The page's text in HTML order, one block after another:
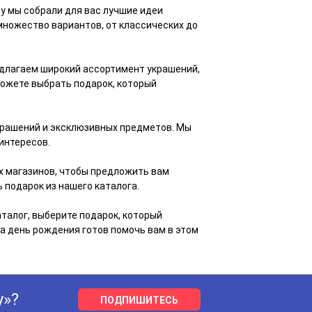
мы собрали для вас лучшие идеи
вариантов, от классических до
широкий ассортимент украшений,
выбрать подарок, который
и эксклюзивных предметов. Мы
чтобы предложить вам
из нашего каталога.
выберите подарок, который
день рождения готов помочь вам в этом
ПОДПИШИТЕСЬ